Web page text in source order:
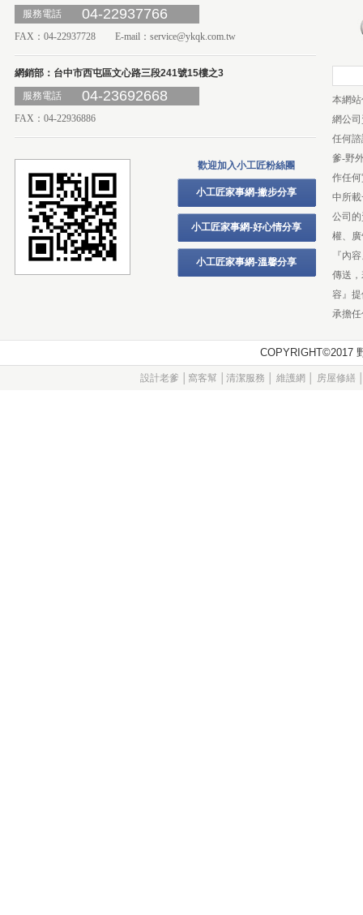
服務電話
04-22937766
FAX：04-22937728 E-mail： service@ykqk.com.tw
網銷部：台中市西屯區文心路三段241號15樓之3
服務電話
04-23692668
FAX：04-22936886
歡迎加入小工匠粉絲團
小工匠家事網-撇步分享
小工匠家事網-好心情分享
小工匠家事網-溫馨分享
本網
網公
任何
爹-野
作任
中所
公司
權、
『內
傳送
容』
承擔
設計老爹 窩客幫 清潔服務 維護網 房屋修繕